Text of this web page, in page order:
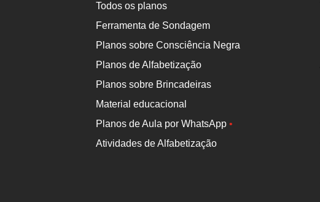
Todos os planos
Ferramenta de Sondagem
Planos sobre Consciência Negra
Planos de Alfabetização
Planos sobre Brincadeiras
Material educacional
Planos de Aula por WhatsApp•
Atividades de Alfabetização